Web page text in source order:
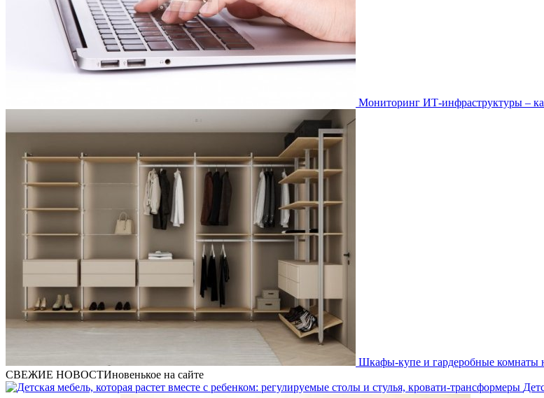
Мониторинг ИТ-инфраструктуры –
Шкафы-купе и гардеробные комнаты
СВЕЖИЕ НОВОСТИновенькое на сайте